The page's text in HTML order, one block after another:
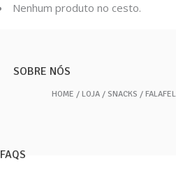
SOBRE NÓS
FAQS
Nenhum produto no cesto.
HOME LOJA SNACKS FALAFEL